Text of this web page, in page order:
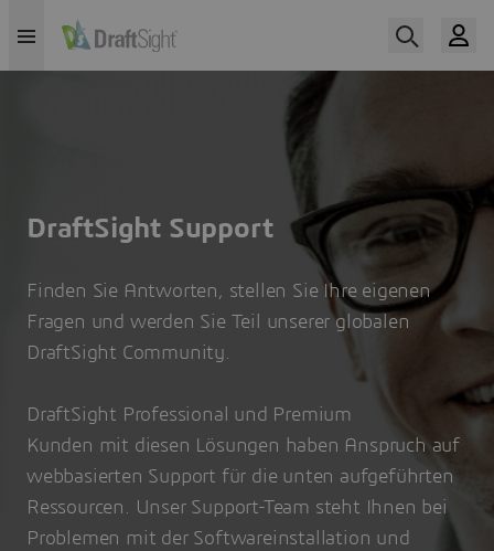
DraftSight Support
Finden Sie Antworten, stellen Sie Ihre eigenen
Fragen und werden Sie Teil unserer globalen
DraftSight Community.
DraftSight Professional und Premium
Kunden mit diesen Lösungen haben Anspruch auf
webbasierten Support für die unten aufgeführten
Ressourcen. Unser Support-Team steht Ihnen bei
Problemen mit der Softwareinstallation und